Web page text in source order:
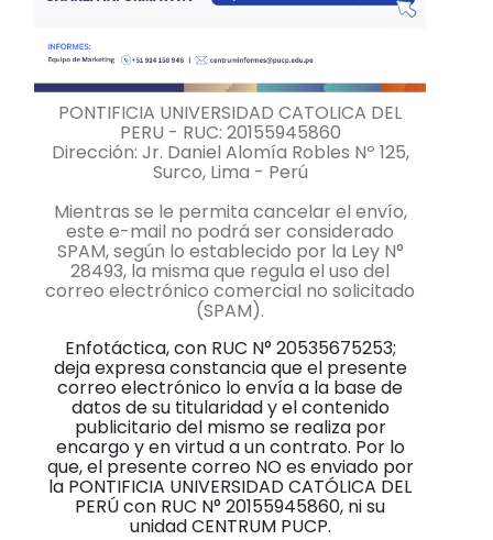
PONTIFICIA UNIVERSIDAD CATOLICA DEL
PERU - RUC: 20155945860
Dirección: Jr. Daniel Alomía Robles Nº 125,
Surco, Lima - Perú
Mientras se le permita cancelar el envío,
este e-mail no podrá ser considerado
SPAM, según lo establecido por la Ley N°
28493, la misma que regula el uso del
correo electrónico comercial no solicitado
(SPAM).
Enfotáctica, con RUC N° 20535675253;
deja expresa constancia que el presente
correo electrónico lo envía a la base de
datos de su titularidad y el contenido
publicitario del mismo se realiza por
encargo y en virtud a un contrato. Por lo
que, el presente correo NO es enviado por
la PONTIFICIA UNIVERSIDAD CATÓLICA DEL
PERÚ con RUC N° 20155945860, ni su
unidad CENTRUM PUCP.